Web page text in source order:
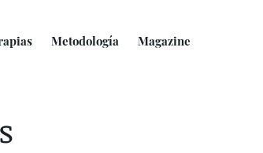
Metodología Magazine